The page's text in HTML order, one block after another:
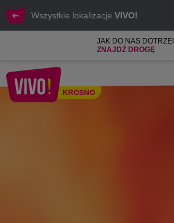
Wszystkie lokalizacje VIVO!
JAK DO NAS
ZNAJDŹ DROGĘ
KROSNO
Stylowe ZAKUPY to największa akcja